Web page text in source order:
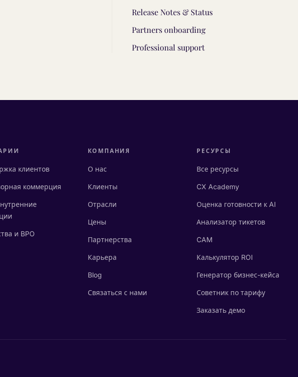
Release Notes & Status
Partners onboarding
Professional support
клиентов
коммерция
и BPO
КОМПАНИЯ
О нас
Клиенты
Отрасли
Цены
Партнерства
Карьера
Blog
Связаться с нами
РЕСУРСЫ
Все ресурсы
CX Academy
Оценка готовности к AI
Анализатор тикетов
CAM
Калькулятор ROI
Генератор бизнес-кейса
Советник по тарифу
Заказать демо